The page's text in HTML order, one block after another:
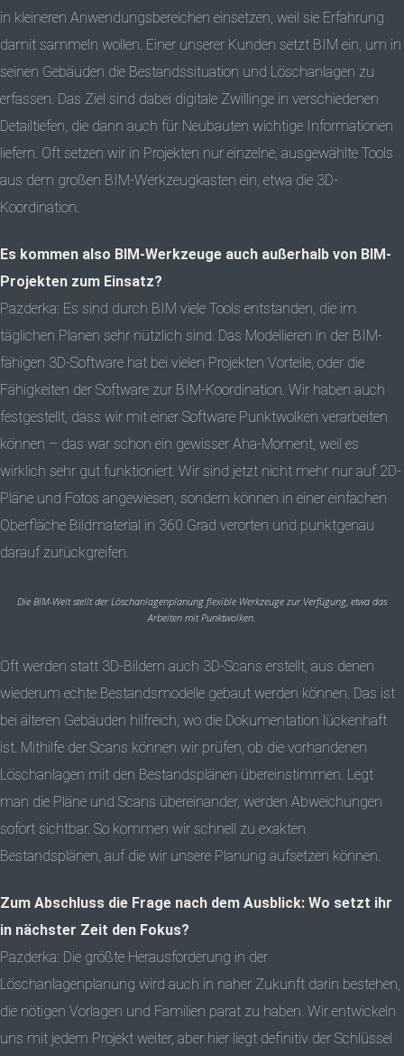
in kleineren Anwendungsbereichen einsetzen, weil sie Erfahrung
damit sammeln wollen. Einer unserer Kunden setzt BIM ein, um in
seinen Gebäuden die Bestandssituation und Löschanlagen zu
erfassen. Das Ziel sind dabei digitale Zwillinge in verschiedenen
Detailtiefen, die dann auch für Neubauten wichtige Informationen
liefern. Oft setzen wir in Projekten nur einzelne, ausgewählte Tools
aus dem großen BIM-Werkzeugkasten ein, etwa die 3D-
Koordination.
Es kommen also BIM-Werkzeuge auch außerhalb von BIM-
Projekten zum Einsatz?
Pazderka: Es sind durch BIM viele Tools entstanden, die im
täglichen Planen sehr nützlich sind. Das Modellieren in der BIM-
fähigen 3D-Software hat bei vielen Projekten Vorteile, oder die
Fähigkeiten der Software zur BIM-Koordination. Wir haben auch
festgestellt, dass wir mit einer Software Punktwolken verarbeiten
können – das war schon ein gewisser Aha-Moment, weil es
wirklich sehr gut funktioniert. Wir sind jetzt nicht mehr nur auf 2D-
Pläne und Fotos angewiesen, sondern können in einer einfachen
Oberfläche Bildmaterial in 360 Grad verorten und punktgenau
darauf zurückgreifen.
Die BIM-Welt stellt der Löschanlagenplanung flexible Werkzeuge zur Verfügung, etwa das
Arbeiten mit Punktwolken.
Oft werden statt 3D-Bildern auch 3D-Scans erstellt, aus denen
wiederum echte Bestandsmodelle gebaut werden können. Das ist
bei älteren Gebäuden hilfreich, wo die Dokumentation lückenhaft
ist. Mithilfe der Scans können wir prüfen, ob die vorhandenen
Löschanlagen mit den Bestandsplänen übereinstimmen. Legt
man die Pläne und Scans übereinander, werden Abweichungen
sofort sichtbar. So kommen wir schnell zu exakten
Bestandsplänen, auf die wir unsere Planung aufsetzen können.
Zum Abschluss die Frage nach dem Ausblick: Wo setzt ihr
in nächster Zeit den Fokus?
Pazderka: Die größte Herausforderung in der
Löschanlagenplanung wird auch in naher Zukunft darin bestehen,
die nötigen Vorlagen und Familien parat zu haben. Wir entwickeln
uns mit jedem Projekt weiter, aber hier liegt definitiv der Schlüssel